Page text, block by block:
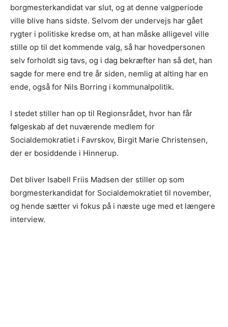
borgmesterkandidat var slut, og at denne valgperiode
ville blive hans sidste. Selvom der undervejs har gået
rygter i politiske kredse om, at han måske alligevel ville
stille op til det kommende valg, så har hovedpersonen
selv forholdt sig tavs, og i dag bekræfter han så det, han
sagde for mere end tre år siden, nemlig at alting har en
ende, også for Nils Borring i kommunalpolitik.
I stedet stiller han op til Regionsrådet, hvor han får
følgeskab af det nuværende medlem for
Socialdemokratiet i Favrskov, Birgit Marie Christensen,
der er bosiddende i Hinnerup.
Det bliver Isabell Friis Madsen der stiller op som
borgmesterkandidat for Socialdemokratiet til november,
og hende sætter vi fokus på i næste uge med et længere
interview.